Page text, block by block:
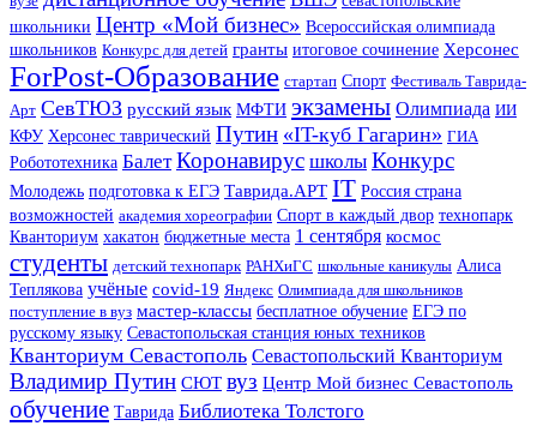
школьники Центр «Мой бизнес» Всероссийская олимпиада
школьников Конкурс для детей гранты итоговое сочинение Херсонес
ForPost-Образование стартап Спорт Фестиваль Таврида-
Арт СевТЮЗ русский язык МФТИ экзамены Олимпиада ИИ
КФУ Херсонес таврический Путин «IT-куб Гагарин» ГИА
Робототехника Балет Коронавирус школы Конкурс
Молодежь подготовка к ЕГЭ Таврида.АРТ IT Россия страна
возможностей академия хореографии Спорт в каждый двор технопарк
Кванториум хакатон бюджетные места 1 сентября космос
студенты детский технопарк РАНХиГС школьные каникулы Алиса
Теплякова учёные covid-19 Яндекс Олимпиада для школьников
поступление в вуз мастер-классы бесплатное обучение ЕГЭ по
русскому языку Севастопольская станция юных техников
Кванториум Севастополь Севастопольский Кванториум
Владимир Путин СЮТ вуз Центр Мой бизнес Севастополь
обучение Таврида Библиотека Толстого